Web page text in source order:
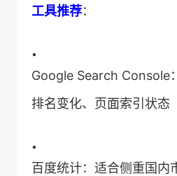
​工具推荐​​：
•
Google Search Console
排名变化、页面索引状态
•
百度统计：适合侧重国内